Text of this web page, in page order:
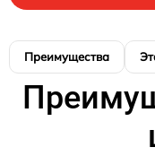
Преимущества